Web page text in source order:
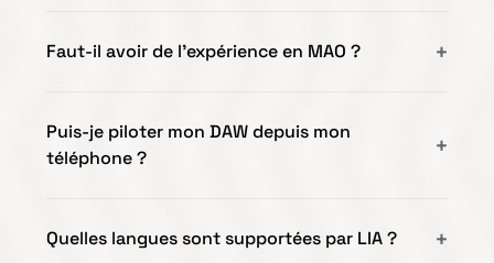
Faut-il avoir de l'expérience en MAO ?
Puis-je piloter mon DAW depuis mon
téléphone ?
Quelles langues sont supportées par LIA ?